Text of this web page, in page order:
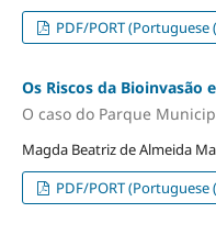
PDF/PORT (Portuguese
Os Riscos da Bioinvasão
O caso do Parque
Magda Beatriz de Almeida
PDF/PORT (Portuguese